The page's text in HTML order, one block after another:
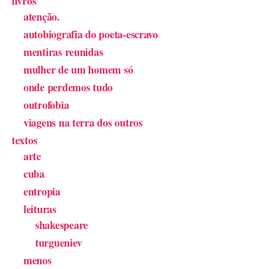
atenção.
autobiografia do poeta-escravo
mentiras reunidas
mulher de um homem só
onde perdemos tudo
outrofobia
viagens na terra dos outros
textos
arte
cuba
entropia
leituras
shakespeare
turgueniev
menos